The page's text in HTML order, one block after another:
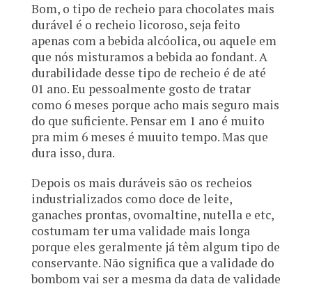
Bom, o tipo de recheio para chocolates mais
durável é o recheio licoroso, seja feito
apenas com a bebida alcóolica, ou aquele em
que nós misturamos a bebida ao fondant. A
durabilidade desse tipo de recheio é de até
01 ano. Eu pessoalmente gosto de tratar
como 6 meses porque acho mais seguro mais
do que suficiente. Pensar em 1 ano é muito
pra mim 6 meses é muuito tempo. Mas que
dura isso, dura.
Depois os mais duráveis são os recheios
industrializados como doce de leite,
ganaches prontas, ovomaltine, nutella e etc,
costumam ter uma validade mais longa
porque eles geralmente já têm algum tipo de
conservante. Não significa que a validade do
bombom vai ser a mesma da data de validade